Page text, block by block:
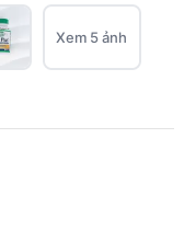
Xem 5 ảnh